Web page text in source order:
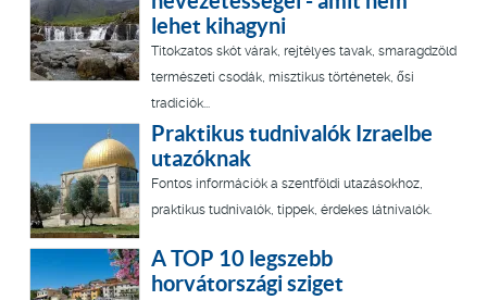
lehet kihagyni
Titokzatos skót várak, rejtélyes tavak, smaragdzöld
természeti csodák, misztikus történetek, ősi
tradíciók...
Praktikus tudnivalók Izraelbe
utazóknak
Fontos információk a szentföldi utazásokhoz,
praktikus tudnivalók, tippek, érdekes látnivalók.
A TOP 10 legszebb
horvátországi sziget